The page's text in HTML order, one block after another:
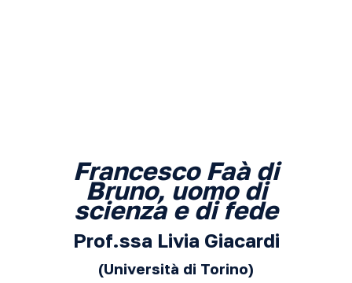
Francesco Faà di
Bruno, uomo di
scienza e di fede
Prof.ssa Livia Giacardi
(Università di Torino)